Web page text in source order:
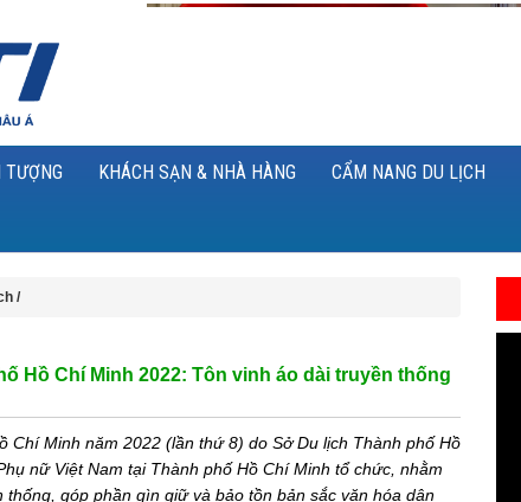
KHÁCH SẠN & NHÀ HÀNG CẨM NANG DU LỊCH
/
Hồ Chí Minh 2022: Tôn vinh áo dài truyền thống
Chí Minh năm 2022 (lần thứ 8) do Sở Du lịch Thành phố Hồ
nữ Việt Nam tại Thành phố Hồ Chí Minh tổ chức, nhằm
thống, góp phần gìn giữ và bảo tồn bản sắc văn hóa dân